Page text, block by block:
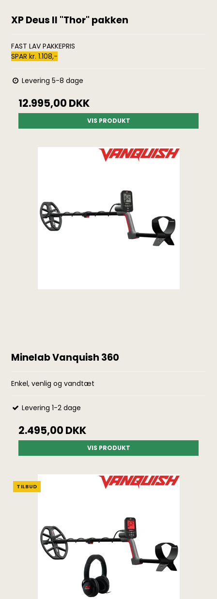
XP Deus II "Thor" pakken
FAST LAV PAKKEPRIS
SPAR kr. 1.108,-
Levering 5-8 dage
12.995,00 DKK
VIS PRODUKT
Minelab Vanquish 360
Enkel, venlig og vandtæt
Levering 1-2 dage
2.495,00 DKK
VIS PRODUKT
TILBUD